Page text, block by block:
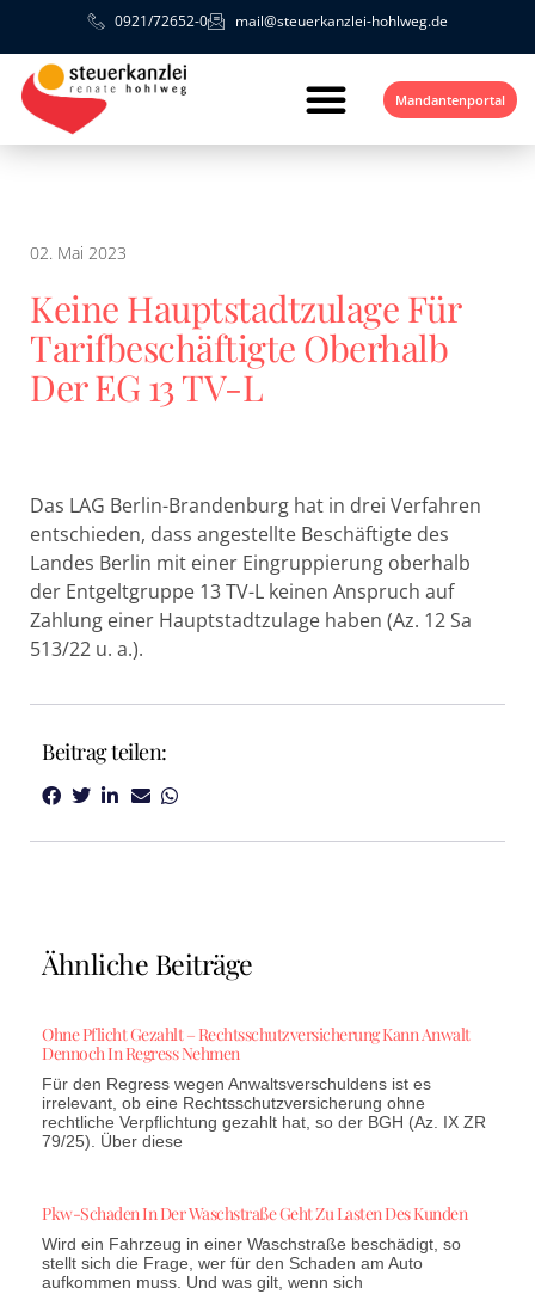
0921/72652-0 mail@steuerkanzlei-hohlweg.de
Mandantenportal
02. Mai 2023
Keine Hauptstadtzulage Für
Tarifbeschäftigte Oberhalb
Der EG 13 TV-L
Das LAG Berlin-Brandenburg hat in drei Verfahren
entschieden, dass angestellte Beschäftigte des
Landes Berlin mit einer Eingruppierung oberhalb
der Entgeltgruppe 13 TV-L keinen Anspruch auf
Zahlung einer Hauptstadtzulage haben (Az. 12 Sa
513/22 u. a.).
Beitrag teilen:
Ähnliche Beiträge
Ohne Pflicht Gezahlt – Rechtsschutzversicherung Kann Anwalt
Dennoch In Regress Nehmen
Für den Regress wegen Anwaltsverschuldens ist es
irrelevant, ob eine Rechtsschutzversicherung ohne
rechtliche Verpflichtung gezahlt hat, so der BGH (Az. IX ZR
79/25). Über diese
Pkw-Schaden In Der Waschstraße Geht Zu Lasten Des Kunden
Wird ein Fahrzeug in einer Waschstraße beschädigt, so
stellt sich die Frage, wer für den Schaden am Auto
aufkommen muss. Und was gilt, wenn sich